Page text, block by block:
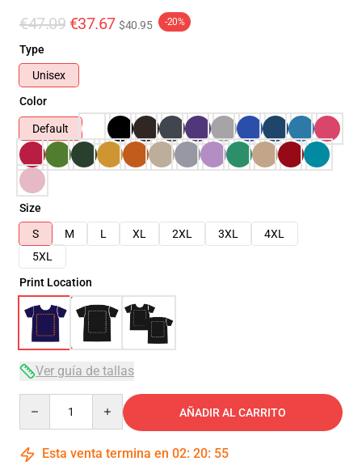
€47.09 €37.67 $40.95 -20%
Type
Unisex
Color
Default
Size
S
M L XL 2XL 3XL
4XL
5XL
Print Location
Ver guía de tallas
AÑADIR AL CARRITO
Esta venta termina en 02: 20: 54